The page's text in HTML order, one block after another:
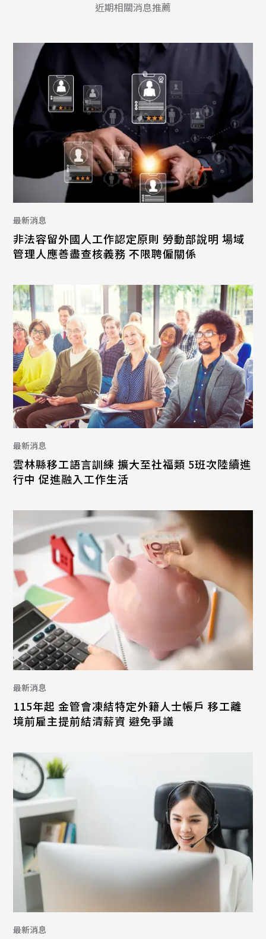
近期相關消息推薦
最新消息
非法容留外國人工作認定原則 勞動部說明 場域
管理人應善盡查核義務 不限聘僱關係
最新消息
雲林縣移工語言訓練 擴大至社福類 5班次陸續進
行中 促進融入工作生活
最新消息
115年起 金管會凍結特定外籍人士帳戶 移工離
境前雇主提前結清薪資 避免爭議
最新消息